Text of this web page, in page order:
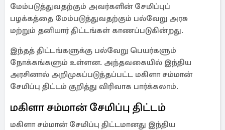
மேம்படுத்துவதற்கும் அவர்களின் சேமிப்புப்
பழக்கத்தை மேம்படுத்துவதற்கும் பல்வேறு அரசு
மற்றும் தனியார் திட்டங்கள் காணப்படுகின்றது.
இந்தத் திட்டங்களுக்கு பல்வேறு பெயர்களும்
நோக்கங்களும் உள்ளன. அந்தவகையில் இந்திய
அரசினால் அறிமுகப்படுத்தப்பட்ட மகிளா சம்மான்
சேமிப்பு திட்டம் குறித்து விரிவாக பார்க்கலாம்.
மகிளா சம்மான் சேமிப்பு திட்டம்
மகிளா சம்மான் சேமிப்பு திட்டமானது இந்திய